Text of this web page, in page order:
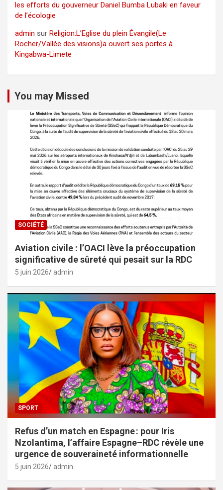
les efforts du gouverneur Daniel Bumba Lubaki en faveur
de l’écologie
admin sur Religion:L’Eglise du plein Évangile(Le
Rocher/Vallée des visions)a ouvert ses portes à
Kingabwa-Limete
You may Missed
SOCIÉTÉ
Aviation civile : l’OACI lève la préoccupation
significative de sûreté qui pesait sur la RDC
5 juin 2026 admin
SPORT
Refus d’un match en Espagne : pour Iris
Nzolantima, l’affaire Espagne–RDC révèle une
urgence de souveraineté informationnelle
5 juin 2026 admin